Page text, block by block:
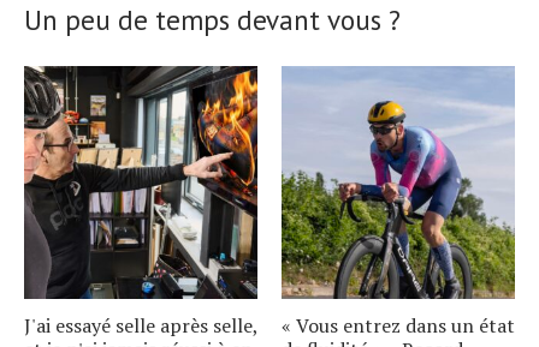
Un peu de temps devant vous ?
J'ai essayé selle après selle,
« Vous entrez dans un état